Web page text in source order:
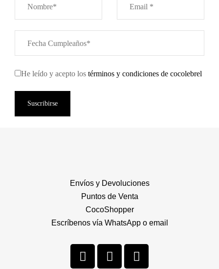
He leído y acepto los términos y condiciones de cocolebrel
Suscribirse
Envíos y Devoluciones
Puntos de Venta
CocoShopper
Escríbenos vía WhatsApp o email